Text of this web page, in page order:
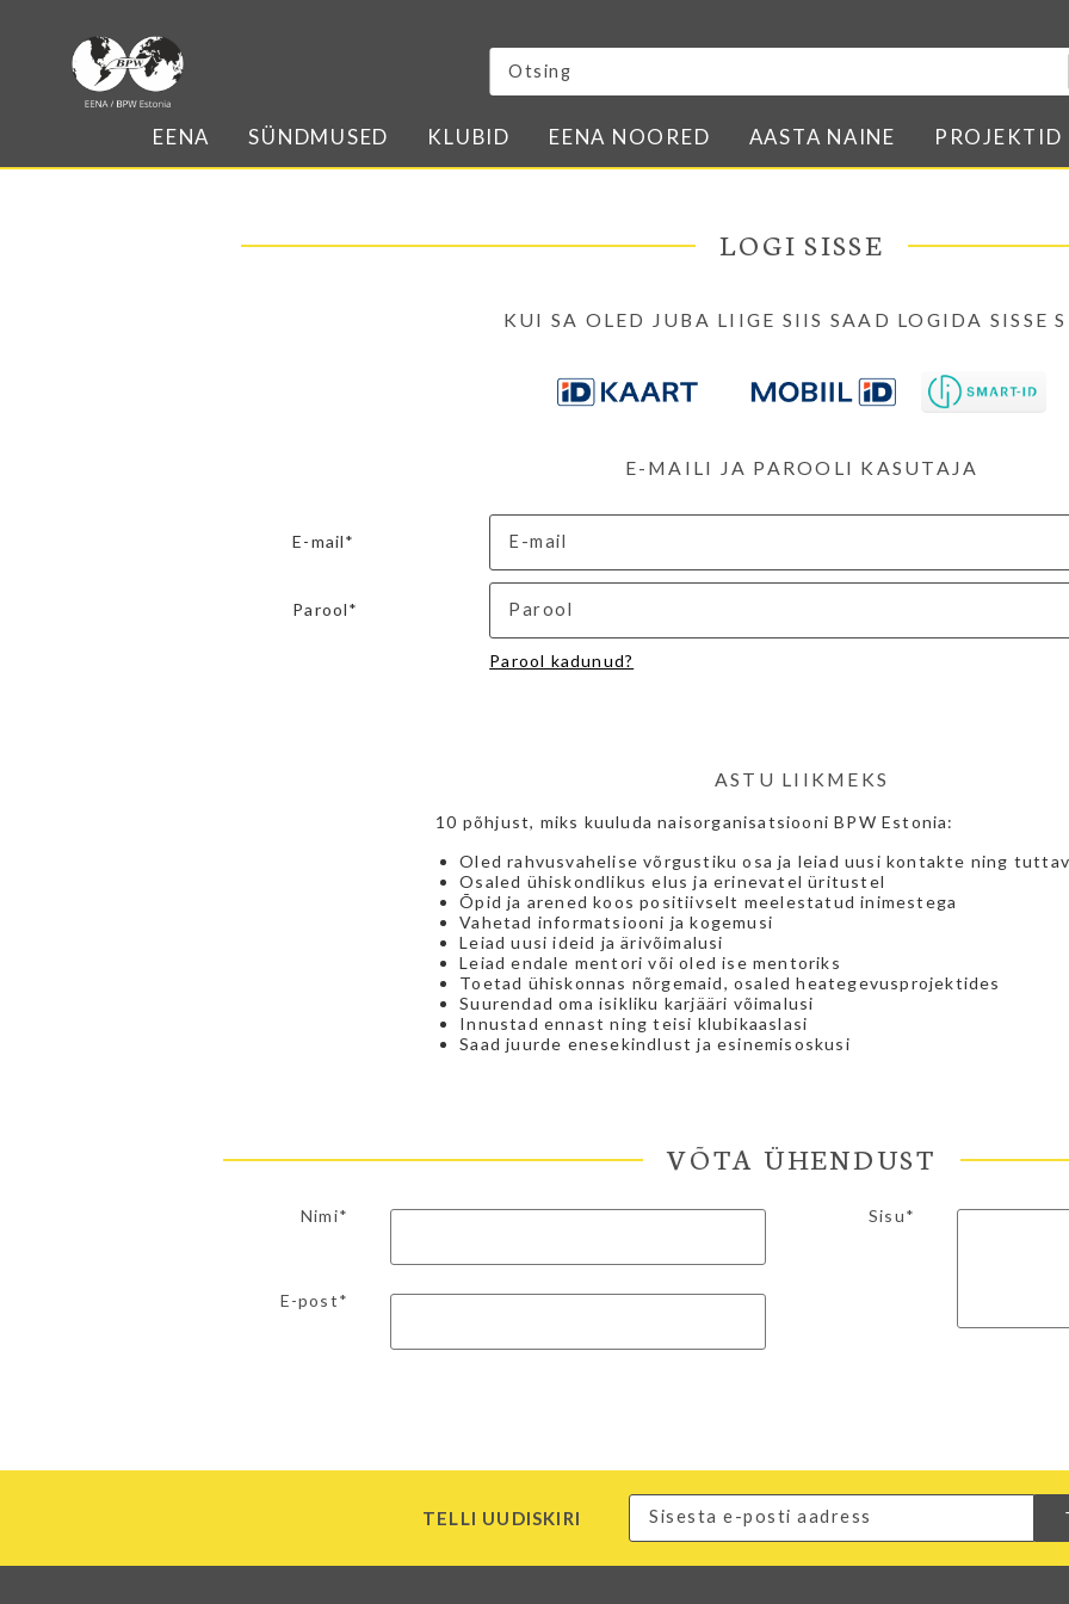
EENA SÜNDMUSED KLUBID EENA NOORED AASTA NAINE PROJEKTID
LOGI SISSE
KUI SA OLED JUBA LIIGE SIIS SAAD LOGIDA SISSE
E-MAILI JA PAROOLI KASUTAJA
E-mail*
Parool*
Parool kadunud?
ASTU LIIKMEKS
10 põhjust, miks kuuluda naisorganisatsiooni BPW Estonia:
Oled rahvusvahelise võrgustiku osa ja leiad uusi kontakte ning
Osaled ühiskondlikus elus ja erinevatel üritustel
Õpid ja arened koos positiivselt meelestatud inimestega
Vahetad informatsiooni ja kogemusi
Leiad uusi ideid ja ärivõimalusi
Leiad endale mentori või oled ise mentoriks
Toetad ühiskonnas nõrgemaid, osaled heategevusprojektides
Suurendad oma isikliku karjääri võimalusi
Innustad ennast ning teisi klubikaaslasi
Saad juurde enesekindlust ja esinemisoskusi
VÕTA ÜHENDUST
Nimi*
E-post*
Sisu*
TELLI UUDISKIRI